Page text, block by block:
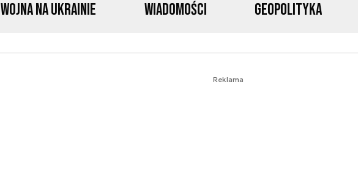
Wojna na Ukrainie Wiadomości Geopolityka
Reklama